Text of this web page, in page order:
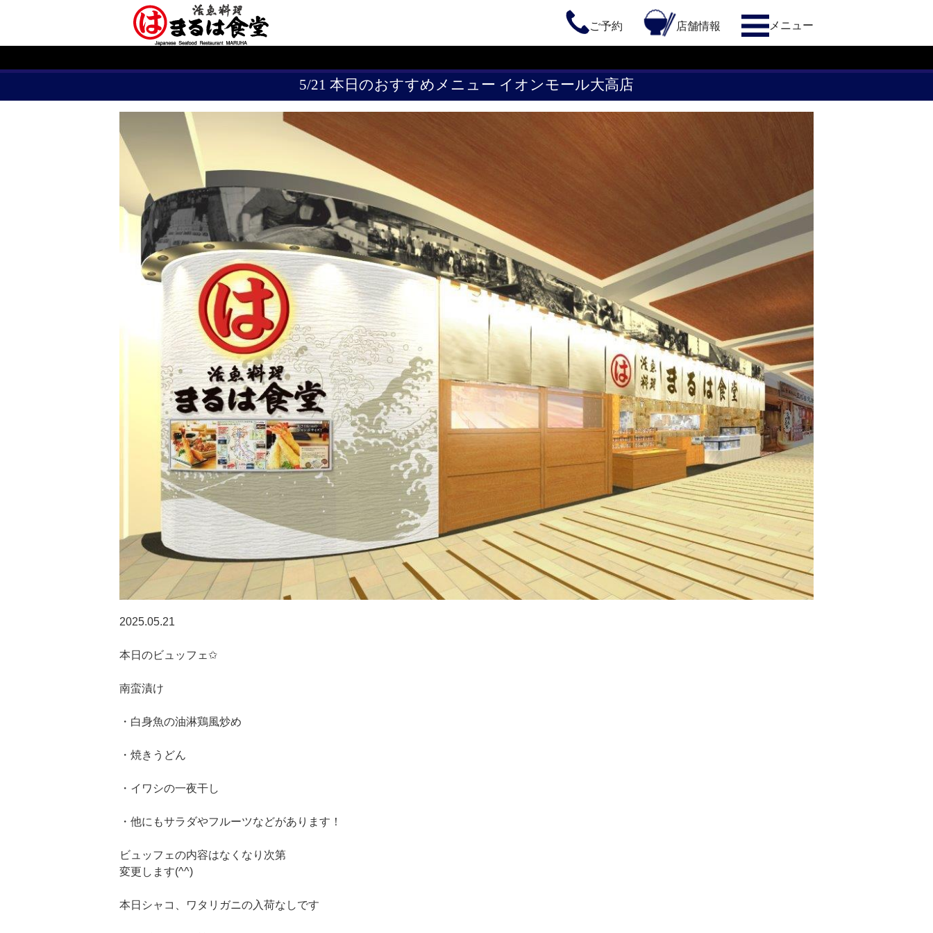
メニュー
店舗情報
ご予約
5/21 本日のおすすめメニュー イオンモール大高店
2025.05.21
本日のビュッフェ✩
南蛮漬け
・白身魚の油淋鶏風炒め
・焼きうどん
・イワシの一夜干し
・他にもサラダやフルーツなどがあります！
ビュッフェの内容はなくなり次第
変更します(^^)
本日シャコ、ワタリガニの入荷なしです